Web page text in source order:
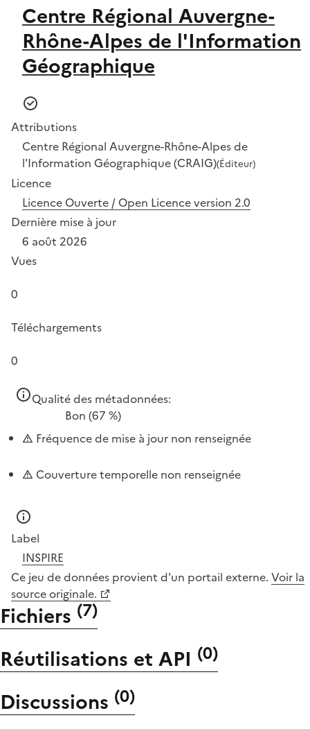
Centre Régional Auvergne-
Rhône-Alpes de l'Information
Géographique
Attributions
Centre Régional Auvergne-Rhône-Alpes de
l'Information Géographique (CRAIG)(Éditeur)
Licence
Licence Ouverte / Open Licence version 2.0
Dernière mise à jour
6 août 2026
Vues
0
Téléchargements
0
Qualité des métadonnées:
Bon (67 %)
Fréquence de mise à jour non renseignée
Couverture temporelle non renseignée
Label
INSPIRE
Ce jeu de données provient d'un portail externe. Voir la
source originale.
Fichiers (7)
Réutilisations et API (0)
Discussions (0)